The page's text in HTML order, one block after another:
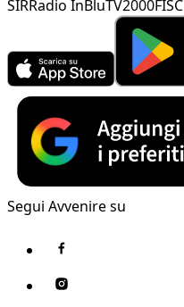
SIRRadio InBluTV2000FISC
Segui Avvenire su